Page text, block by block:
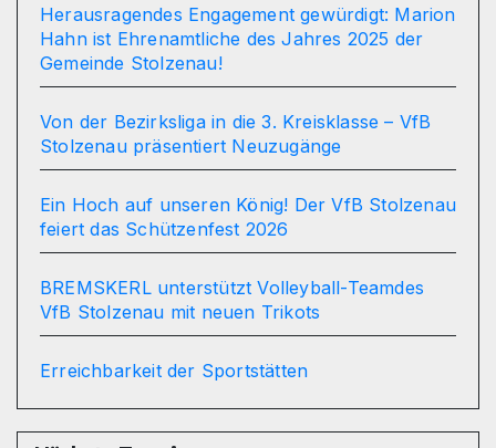
Herausragendes Engagement gewürdigt: Marion
Hahn ist Ehrenamtliche des Jahres 2025 der
Gemeinde Stolzenau!
Von der Bezirksliga in die 3. Kreisklasse – VfB
Stolzenau präsentiert Neuzugänge
Ein Hoch auf unseren König! Der VfB Stolzenau
feiert das Schützenfest 2026
BREMSKERL unterstützt Volleyball-Teamdes
VfB Stolzenau mit neuen Trikots
Erreichbarkeit der Sportstätten